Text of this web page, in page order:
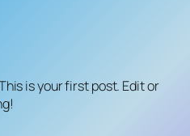
is your first post. Edit or